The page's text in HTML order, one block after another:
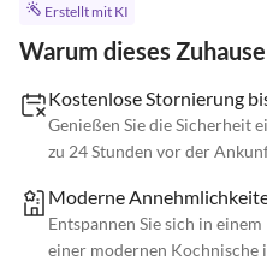
Erstellt mit KI
Warum dieses
Kostenlose Stornierung
Genießen Sie die Sicherheit
zu 24 Stunden vor der
Moderne
Entspannen Sie sich in
einer modernen Kochnische